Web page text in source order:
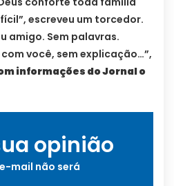
escreveu um torcedor.
amigo. Sem palavras.
você, sem explicação…”,
informações do Jornal o
opinião
mail não será